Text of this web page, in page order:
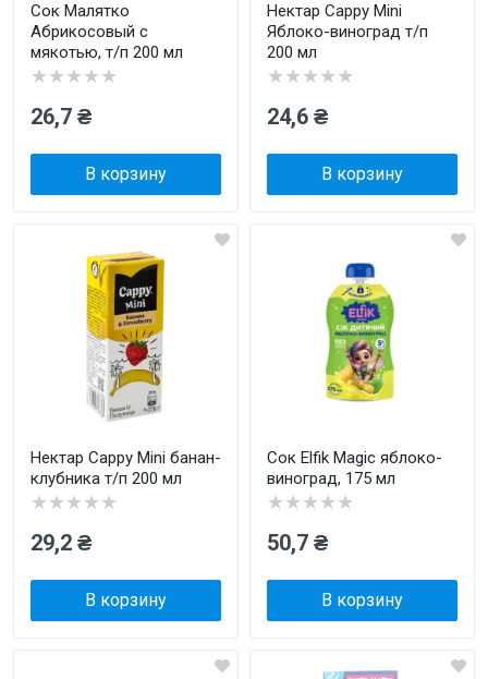
Сок Малятко
Абрикосовый с
мякотью, т/п 200 мл
★★★★★
26,7 ₴
В корзину
Нектар Cappy Mini
Яблоко-виноград т/п
200 мл
★★★★★
24,6 ₴
В корзину
Нектар Cappy Mini банан-
клубника т/п 200 мл
★★★★★
29,2 ₴
В корзину
Сок Elfik Magic яблоко-
виноград, 175 мл
★★★★★
50,7 ₴
В корзину